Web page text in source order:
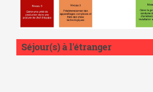
competences_gcgp_parcoursCPOP
Séjour(s) à l'étranger